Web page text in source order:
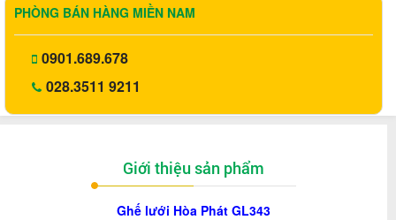
PHÒNG BÁN HÀNG MIỀN NAM
0901.689.678
028.3511 9211
Giới thiệu sản phẩm
Ghế lưới Hòa Phát GL343